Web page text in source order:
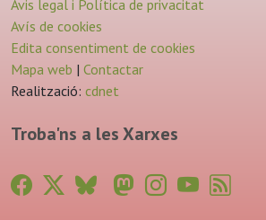
Avis legal i Política de privacitat
Avís de cookies
Edita consentiment de cookies
Mapa web | Contactar
Realització: cdnet
Troba'ns a les Xarxes